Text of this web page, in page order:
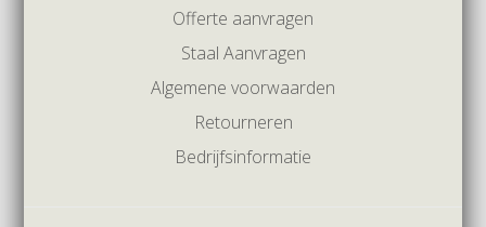
Offerte aanvragen
Staal Aanvragen
Algemene voorwaarden
Retourneren
Bedrijfsinformatie